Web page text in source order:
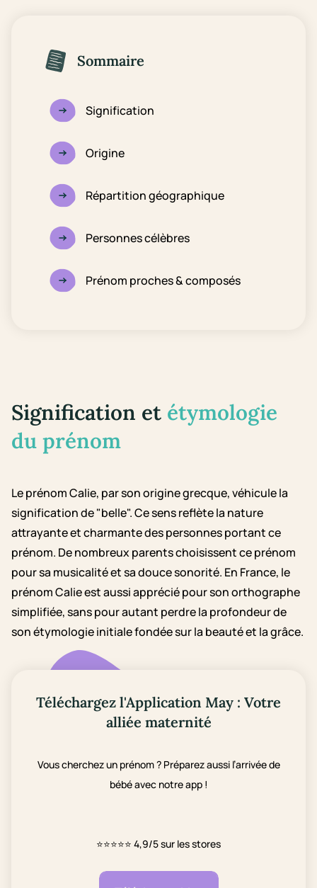
Sommaire
Signification
Origine
Répartition géographique
Personnes célèbres
Prénom proches & composés
Signification et étymologie
du prénom
Le prénom Calie, par son origine grecque, véhicule la
signification de "belle". Ce sens reflète la nature
attrayante et charmante des personnes portant ce
prénom. De nombreux parents choisissent ce prénom
pour sa musicalité et sa douce sonorité. En France, le
prénom Calie est aussi apprécié pour son orthographe
simplifiée, sans pour autant perdre la profondeur de
son étymologie initiale fondée sur la beauté et la grâce.
Téléchargez l'Application May : Votre
alliée maternité
Vous cherchez un prénom ? Préparez aussi l’arrivée de
bébé avec notre app !
⭐⭐⭐⭐⭐ 4,9/5 sur les stores